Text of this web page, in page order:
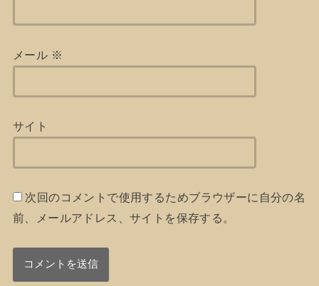
メール ※
サイト
次回のコメントで使用するためブラウザーに自分の名
前、メールアドレス、サイトを保存する。